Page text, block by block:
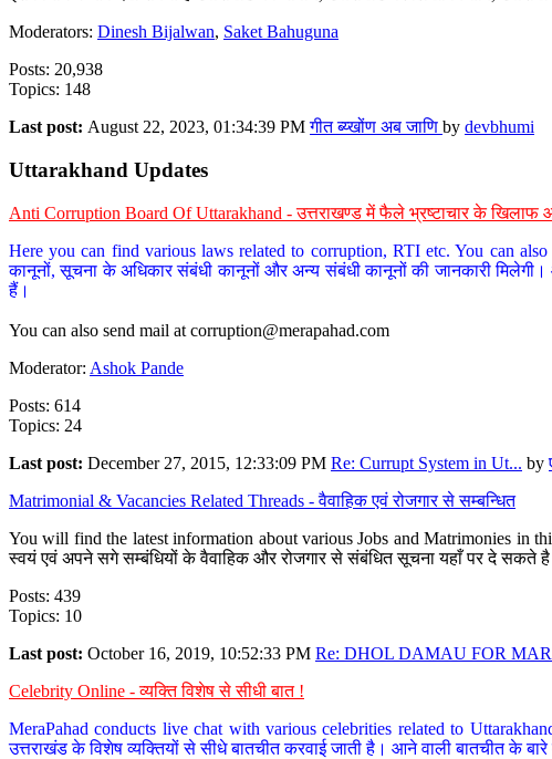
Moderators: Dinesh Bijalwan, Saket Bahuguna
Posts: 20,938
Topics: 148
Last post: August 22, 2023, 01:34:39 PMगीत ब्य्खोंण अब जाणि by devbhumi
Uttarakhand Updates
Anti Corruption Board Of Uttarakhand - उत्तराखण्ड में फैले भ्रष्टाचार के खिलाफ
Here you can find various laws related to corruption, RTI etc. You can
कानूनों, सूचना के अधिकार संबंधी कानूनों और अन्य संबंधी कानूनों की जानकारी
हैं।
You can also send mail at corruption@merapahad.com
Moderator: Ashok Pande
Posts: 614
Topics: 24
Last post: December 27, 2015, 12:33:09 PM Re: Currupt System in Ut... by
Matrimonial & Vacancies Related Threads - वैवाहिक एवं रोजगार से सम्बन्धित
You will find the latest information about various Jobs and Matrimonies in
स्वयं एवं अपने सगे सम्बंधियों के वैवाहिक और रोजगार से संबंधित सूचना यहाँ पर दे सकते
Posts: 439
Topics: 10
Last post: October 16, 2019, 10:52:33 PM Re: DHOL DAMAU FOR
Celebrity Online - व्यक्ति विशेष से सीधी बात !
MeraPahad conducts live chat with various celebrities related to
उत्तराखंड के विशेष व्यक्तियों से सीधे बातचीत करवाई जाती है। आने वाली बातचीत के